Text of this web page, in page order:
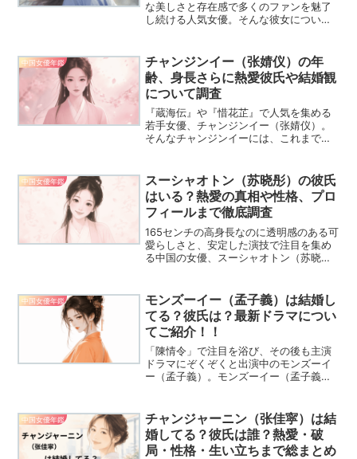
な美しさと存在感で多くのファンを魅了
し続ける人気女優。そんな彼女につい
うか。華やかな活躍の裏で語られる恋愛
の噂や、現在の活動状況も含...
中国女優年鑑
チャンジンイー（张婧仪）の年
齢、身長さらに熱愛彼氏や結婚観
について調査
『蔵海伝』や『惜花芷』で人気を集める
若手女優、チャンジンイー（张婧仪）。
そんなチャンジンイーには、これまでど
観、プロフィールや性格まで詳しくまと
めました。
中国女優年鑑
スーシャオトン（苏晓彤）の彼氏
はいる？熱愛の真相や性格、プロ
フィールまで徹底調査
165センチの高身長なのに透明感のある可
愛らしさと、安定した演技で注目を集め
る中国の女優、スーシャオトン（苏晓
になりました。今回はそんなスーシャオ
トンのプロフィールや...
中国女優年鑑
モンズーイー（孟子義）は結婚し
てる？彼氏は？最新ドラマについ
てご紹介！！
「陳情令」で注目を浴び、その後も主演
ドラマにぞくぞくと出演中のモンズーイ
ー（孟子義）。モンズーイー（孟子義）
す。
中国女優年鑑
チャンジャーニン（张佳寜）は結
婚してる？彼氏は誰？熱愛・破
局・性格・生い立ちまで総まとめ